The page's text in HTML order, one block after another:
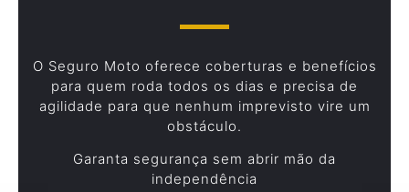
O Seguro Moto oferece coberturas e benefícios
para quem roda todos os dias e precisa de
agilidade para que nenhum imprevisto vire um
obstáculo.
Garanta segurança sem abrir mão da
independência